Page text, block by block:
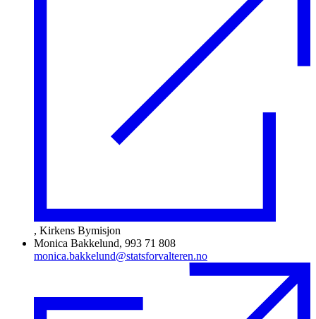
, Kirkens Bymisjon
Monica Bakkelund, 993 71 808
monica.bakkelund@statsforvalteren.no